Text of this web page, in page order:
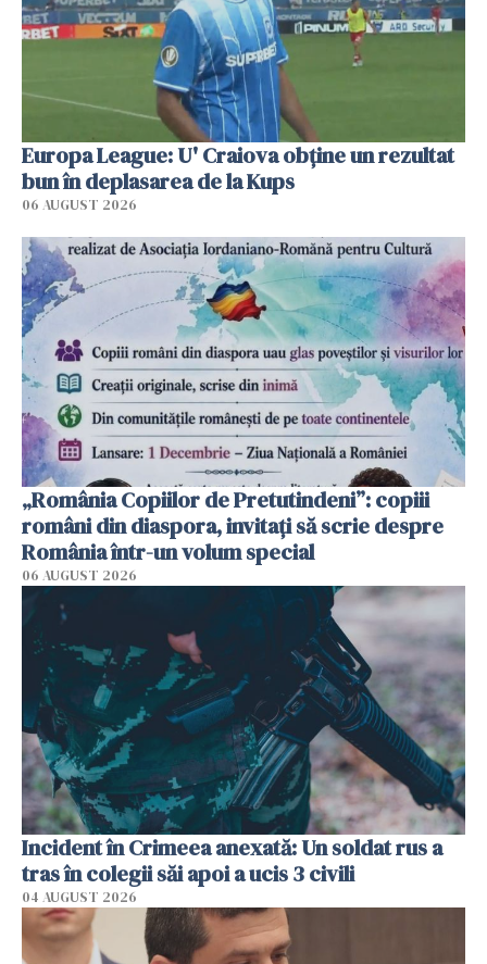
Europa League: U' Craiova obține un rezultat
bun în deplasarea de la Kups
06 AUGUST 2026
„România Copiilor de Pretutindeni”: copiii
români din diaspora, invitați să scrie despre
România într-un volum special
06 AUGUST 2026
Incident în Crimeea anexată: Un soldat rus a
tras în colegii săi apoi a ucis 3 civili
04 AUGUST 2026